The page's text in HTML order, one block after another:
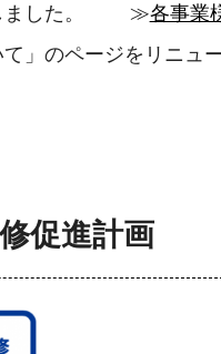
しました。 ≫各事業
のページをリニュー
促進計画